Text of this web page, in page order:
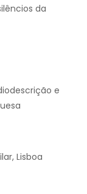
da
e
Lisboa